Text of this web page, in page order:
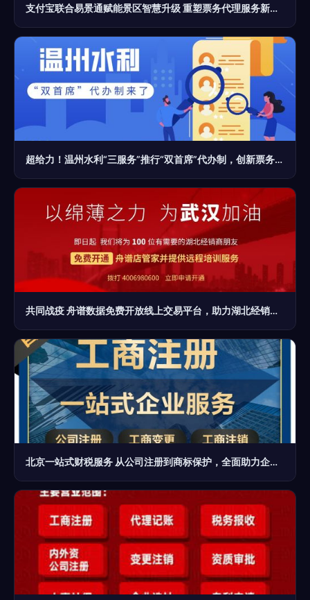
支付宝联合易景通赋能景区智慧升级 重塑票务代理服务新生态
超给力！温州水利“三服务”推行“双首席”代办制，创新票务代理服务
共同战疫 舟谱数据免费开放线上交易平台，助力湖北经销商转型突围
北京一站式财税服务 从公司注册到商标保护，全面助力企业无忧起航